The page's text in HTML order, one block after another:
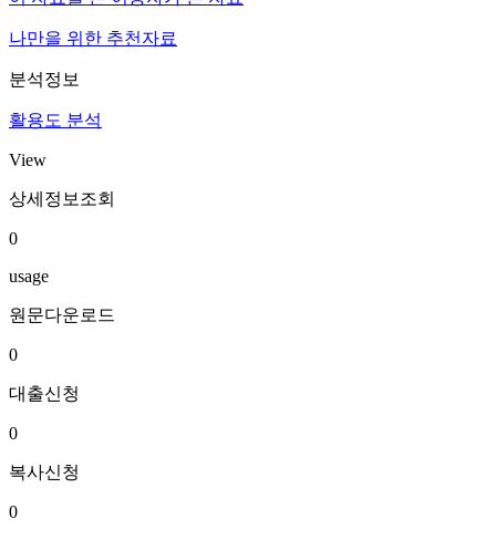
나만을 위한 추천자료
분석정보
활용도 분석
View
상세정보조회
0
usage
원문다운로드
0
대출신청
0
복사신청
0